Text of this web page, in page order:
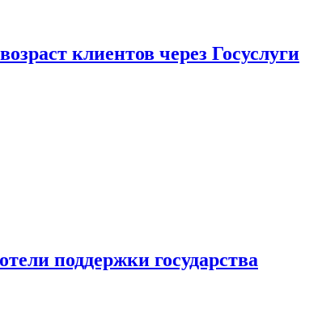
клиентов через Госуслуги
поддержки государства